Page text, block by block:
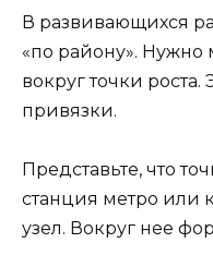
В развивающихся
«по району». Нужно
вокруг точки
привязки.
Представьте, что
станция метро или
узел. Вокруг нее